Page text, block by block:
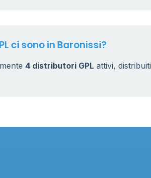
ci sono in Baronissi?
4 distributori GPL attivi, distribuiti